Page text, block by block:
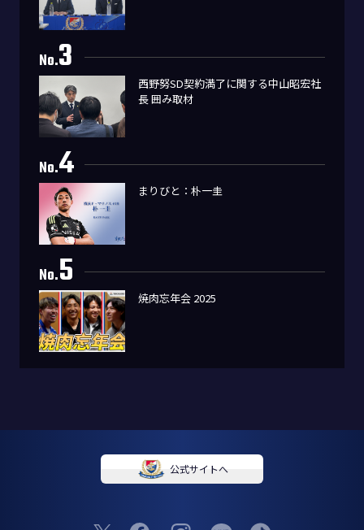
No.3
西野努SD契約満了に関する中山昭宏社
長 囲み取材
No.4
まりびと：朴一圭
No.5
焼肉忘年会 2025
公式サイトへ